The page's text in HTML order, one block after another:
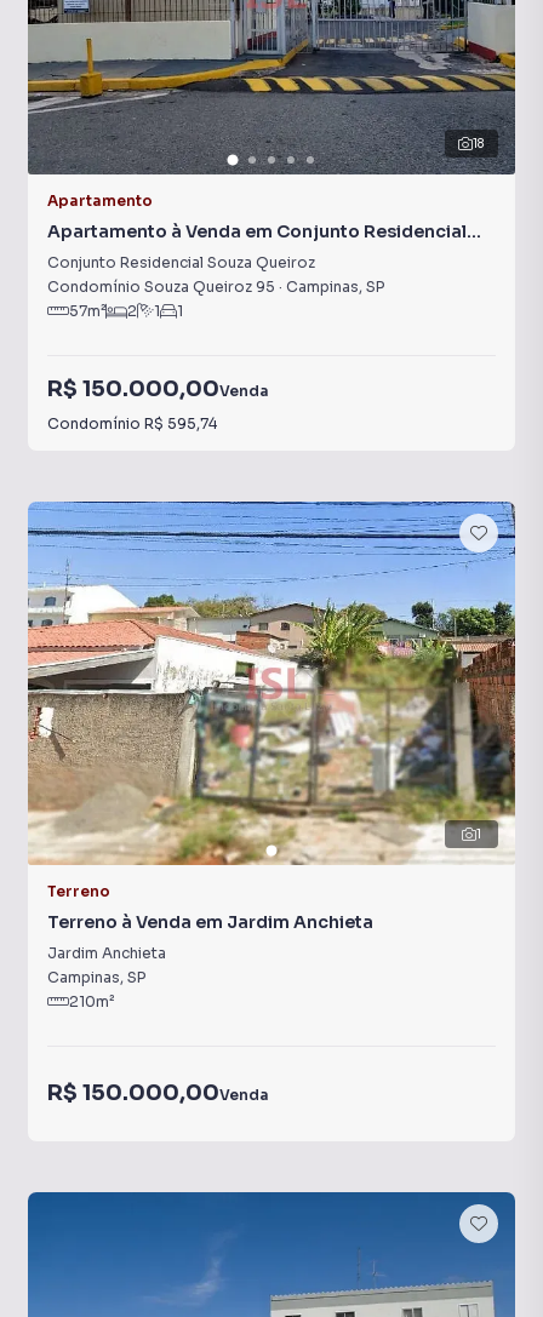
18
Apartamento
Apartamento à Venda em Conjunto Residencial
Souza Queiroz
Conjunto Residencial Souza Queiroz
Condomínio Souza Queiroz 95 · Campinas, SP
57m² 2 1 1
R$ 150.000,00Venda
Condomínio R$ 595,74
1
Terreno
Terreno à Venda em Jardim Anchieta
Jardim Anchieta
Campinas, SP
210m²
R$ 150.000,00Venda